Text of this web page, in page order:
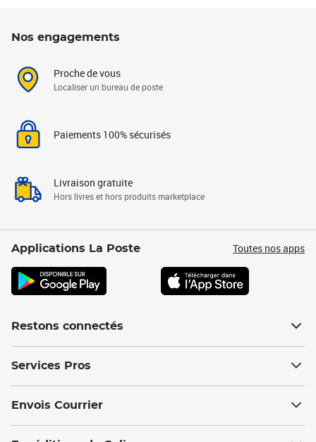
Nos engagements
Proche de vous
Localiser un bureau de poste
Paiements 100% sécurisés
Livraison gratuite
Hors livres et hors produits marketplace
Applications La Poste Toutes nos apps
Restons connectés
Services Pros
Envois Courrier